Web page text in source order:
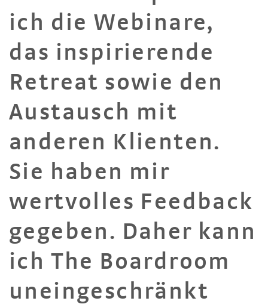
ich die Webinare,
das inspirierende
Retreat sowie den
Austausch mit
anderen Klienten.
Sie haben mir
wertvolles Feedback
gegeben. Daher kann
ich The Boardroom
uneingeschränkt